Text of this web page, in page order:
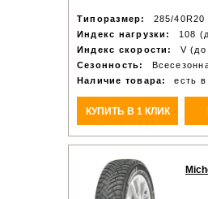
Типоразмер:
285/40R20
Индекс нагрузки:
108
Индекс скорости:
V
Сезонность:
Наличие товара:
есть
КУПИТЬ В 1 КЛИК